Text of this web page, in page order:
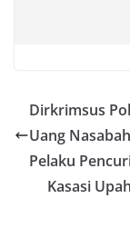
Dirkrimsus
Uang
Pelaku
Kasasi